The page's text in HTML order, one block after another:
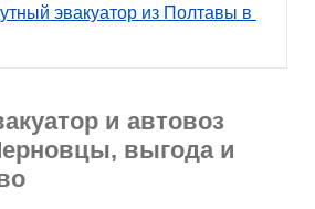
эвакуатор из Полтавы в
и автовоз
выгода и